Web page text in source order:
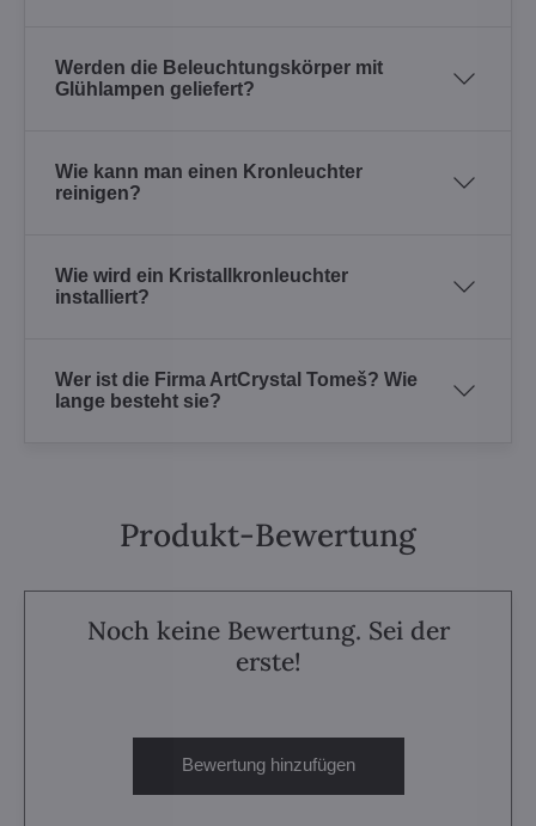
Werden die Beleuchtungskörper mit
Glühlampen geliefert?
Wie kann man einen Kronleuchter
reinigen?
Wie wird ein Kristallkronleuchter
installiert?
Wer ist die Firma ArtCrystal Tomeš? Wie
lange besteht sie?
Produkt-Bewertung
Noch keine Bewertung. Sei der
erste!
Bewertung hinzufügen